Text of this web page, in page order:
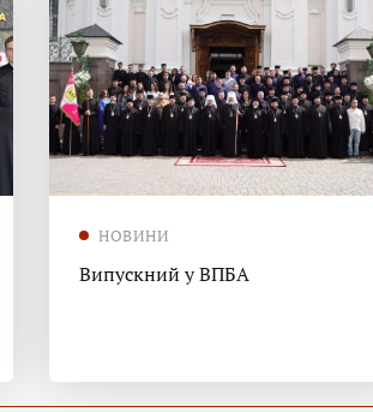
НОВИНИ
Випускний у ВПБА